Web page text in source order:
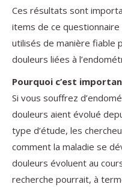
Ces résultats sont
items de ce
utilisés de manière fiable
douleurs liées à
Pourquoi c’est
Si vous souffrez
douleurs aient évolué
type d’étude, les
comment la maladie se
douleurs évoluent au
recherche pourrait, à